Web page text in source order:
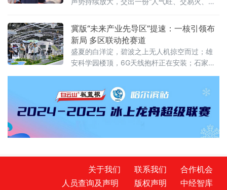
正加速涌现“新”力量。经济运行总体平稳 工
亮“中国休闲食品名城”金字招牌。人流资金双向
汇聚 交易热度“节节高”展会人气爆棚、交易
冀版“未来产业先导区”提速：一核引领布
新局 多区联动抢赛道
盛夏的白洋淀，碧波之上无人机掠空而过；雄
安科学园楼顶，6G天线抱杆正在安装；石家庄
验室门对门攻关……一幅“一核引领、多区联
动”的未来产业版图，正在燕赵大地加速铺展。
近年来，河北按照“一核引领、多区联动”的总体
架构，积极布局未来产业先导区。以雄安新区
为全省未来产业的核心策源地，依托京津冀国
家技术创新中心雄安中心、雄安新区中关
关于我们 联系我们
合作机会
人员查询及声明
版权声明 中经智库